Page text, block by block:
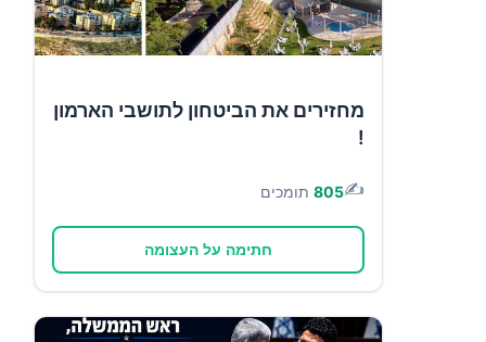
מחזירים את הביטחון לתושבי הארמון
!
✍️
805 תומכים
חתימה על העצומה